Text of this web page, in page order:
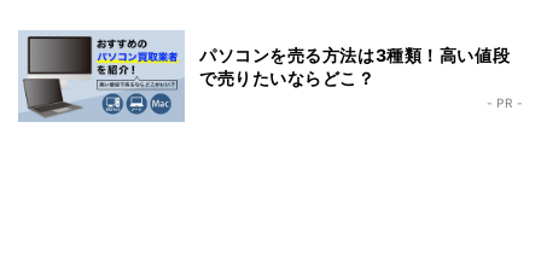
パソコンを売る方法は3種類！高い値段
で売りたいならどこ？
- PR -